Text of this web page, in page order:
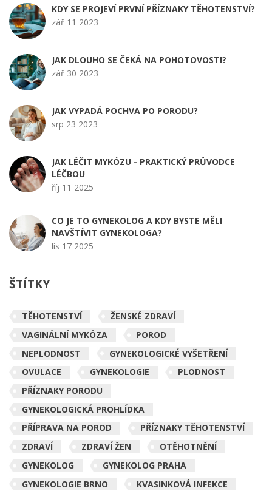
KDY SE PROJEVÍ PRVNÍ PŘÍZNAKY TĚHOTENSTVÍ?
zář 11 2023
JAK DLOUHO SE ČEKÁ NA POHOTOVOSTI?
zář 30 2023
JAK VYPADÁ POCHVA PO PORODU?
srp 23 2023
JAK LÉČIT MYKÓZU - PRAKTICKÝ PRŮVODCE
LÉČBOU
říj 11 2025
CO JE TO GYNEKOLOG A KDY BYSTE MĚLI
NAVŠTÍVIT GYNEKOLOGA?
lis 17 2025
ŠTÍTKY
TĚHOTENSTVÍ
ŽENSKÉ ZDRAVÍ
VAGINÁLNÍ MYKÓZA
POROD
NEPLODNOST
GYNEKOLOGICKÉ VYŠETŘENÍ
OVULACE
GYNEKOLOGIE
PLODNOST
PŘÍZNAKY PORODU
GYNEKOLOGICKÁ PROHLÍDKA
PŘÍPRAVA NA POROD
PŘÍZNAKY TĚHOTENSTVÍ
ZDRAVÍ
ZDRAVÍ ŽEN
OTĚHOTNĚNÍ
GYNEKOLOG
GYNEKOLOG PRAHA
GYNEKOLOGIE BRNO
KVASINKOVÁ INFEKCE